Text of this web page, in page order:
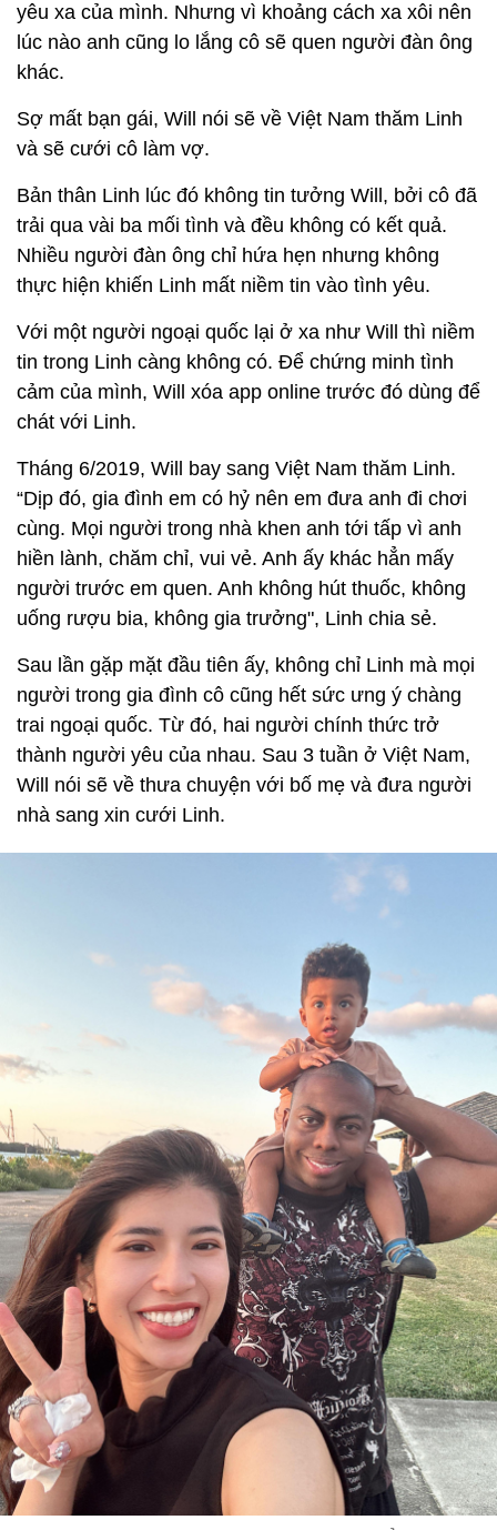
yêu xa của mình. Nhưng vì khoảng cách xa xôi nên
lúc nào anh cũng lo lắng cô sẽ quen người đàn ông
khác.
Sợ mất bạn gái, Will nói sẽ về Việt Nam thăm Linh
và sẽ cưới cô làm vợ.
Bản thân Linh lúc đó không tin tưởng Will, bởi cô đã
trải qua vài ba mối tình và đều không có kết quả.
Nhiều người đàn ông chỉ hứa hẹn nhưng không
thực hiện khiến Linh mất niềm tin vào tình yêu.
Với một người ngoại quốc lại ở xa như Will thì niềm
tin trong Linh càng không có. Để chứng minh tình
cảm của mình, Will xóa app online trước đó dùng để
chát với Linh.
Tháng 6/2019, Will bay sang Việt Nam thăm Linh.
“Dịp đó, gia đình em có hỷ nên em đưa anh đi chơi
cùng. Mọi người trong nhà khen anh tới tấp vì anh
hiền lành, chăm chỉ, vui vẻ. Anh ấy khác hẳn mấy
người trước em quen. Anh không hút thuốc, không
uống rượu bia, không gia trưởng", Linh chia sẻ.
Sau lần gặp mặt đầu tiên ấy, không chỉ Linh mà mọi
người trong gia đình cô cũng hết sức ưng ý chàng
trai ngoại quốc. Từ đó, hai người chính thức trở
thành người yêu của nhau. Sau 3 tuần ở Việt Nam,
Will nói sẽ về thưa chuyện với bố mẹ và đưa người
nhà sang xin cưới Linh.